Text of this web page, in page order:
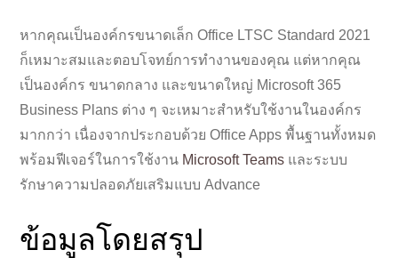
หากคุณเป็นองค์กรขนาดเล็ก Office LTSC Standard 2021
ก็เหมาะสมและตอบโจทย์การทำงานของคุณ แต่หากคุณ
เป็นองค์กร ขนาดกลาง และขนาดใหญ่ Microsoft 365
Business Plans ต่าง ๆ จะเหมาะสำหรับใช้งานในองค์กร
มากกว่า เนื่องจากประกอบด้วย Office Apps พื้นฐานทั้งหมด
พร้อมฟีเจอร์ในการใช้งาน Microsoft Teams และระบบ
รักษาความปลอดภัยเสริมแบบ Advance
ข้อมูลโดยสรุป